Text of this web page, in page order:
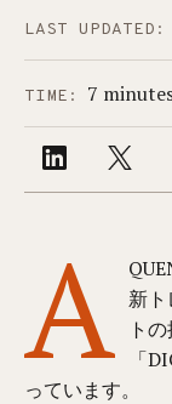
LAST UPDATED:
TIME: 7
A 新
ト
「
っています。